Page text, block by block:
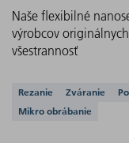
Naše flexibilné
výrobcov
všestrannosť
Podporované
Rezanie Zváranie
Mikro obrábanie